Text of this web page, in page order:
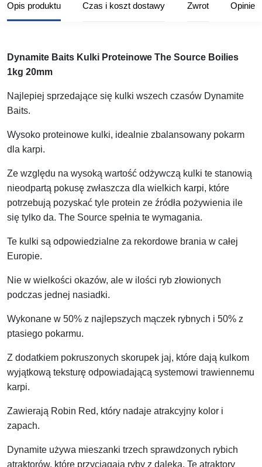
Opis produktu Czas i koszt dostawy Zwrot Opinie
Dynamite Baits Kulki Proteinowe The Source Boilies
1kg 20mm
Najlepiej sprzedające się kulki wszech czasów Dynamite
Baits.
Wysoko proteinowe kulki, idealnie zbalansowany pokarm
dla karpi.
Ze względu na wysoką wartość odżywczą kulki te stanowią
nieodpartą pokusę zwłaszcza dla wielkich karpi, które
potrzebują pozyskać tyle protein ze źródła pożywienia ile
się tylko da. The Source spełnia te wymagania.
Te kulki są odpowiedzialne za rekordowe brania w całej
Europie.
Nie w wielkości okazów, ale w ilości ryb złowionych
podczas jednej nasiadki.
Wykonane w 50% z najlepszych mączek rybnych i 50% z
ptasiego pokarmu.
Z dodatkiem pokruszonych skorupek jaj, które dają kulkom
wyjątkową teksturę odpowiadającą systemowi trawiennemu
karpi.
Zawierają Robin Red, który nadaje atrakcyjny kolor i
zapach.
Dynamite używa mieszanki trzech sprawdzonych rybich
atraktorów, które przyciągają ryby z daleka. Te atraktory